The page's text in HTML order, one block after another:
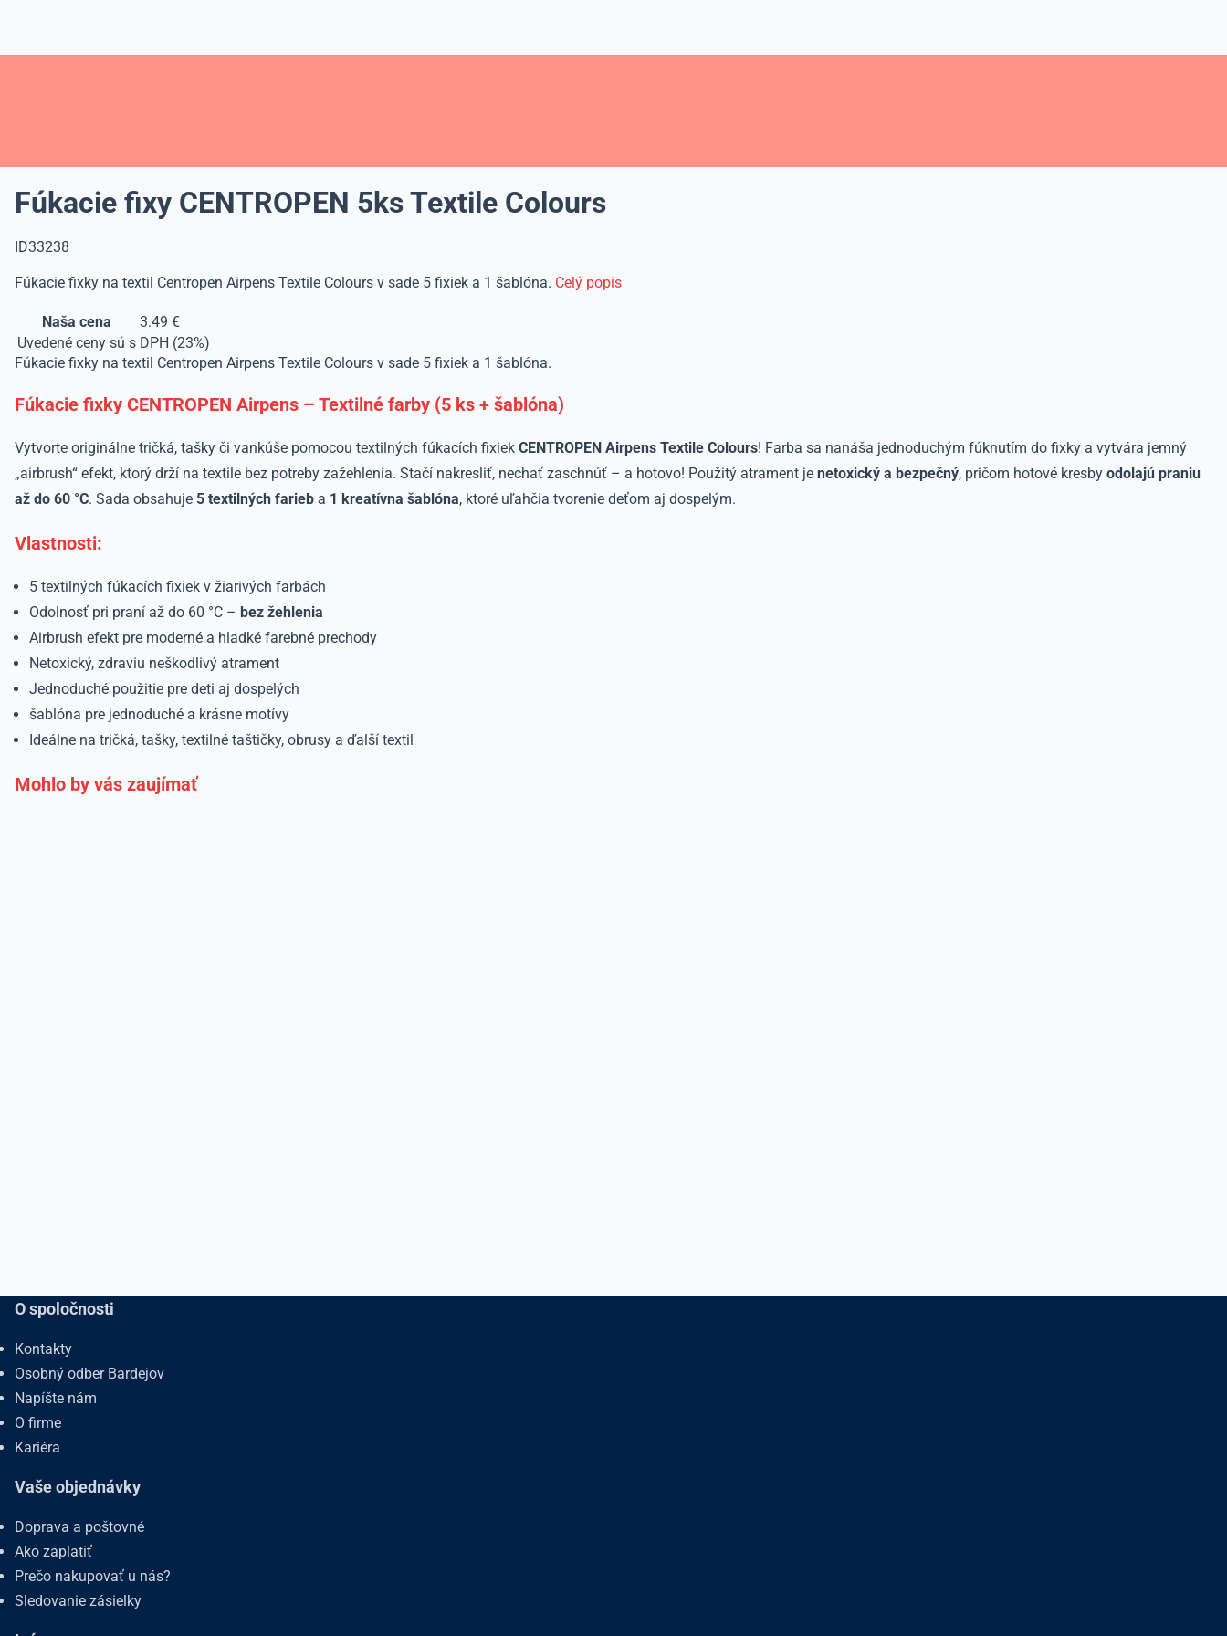
Fúkacie fixy CENTROPEN 5ks Textile Colours
ID33238
Fúkacie fixky na textil Centropen Airpens Textile Colours v sade 5 fixiek a 1 šablóna. Celý popis
Naša cena
3.49 €
Uvedené ceny sú s DPH (23%)
Fúkacie fixky na textil Centropen Airpens Textile Colours v sade 5 fixiek a 1 šablóna.
Fúkacie fixky CENTROPEN Airpens – Textilné farby (5 ks + šablóna)
Vytvorte originálne tričká, tašky či vankúše pomocou textilných fúkacích fixiek CENTROPEN Airpens Textile Colours! Farba sa nanáša jednoduchým fúknutím do fixky a vytvára jemný
„airbrush“ efekt, ktorý drží na textile bez potreby zažehlenia. Stačí nakresliť, nechať zaschnúť – a hotovo! Použitý atrament je netoxický a bezpečný, pričom hotové kresby odolajú praniu
až do 60 °C. Sada obsahuje 5 textilných farieb a 1 kreatívna šablóna, ktoré uľahčia tvorenie deťom aj dospelým.
Vlastnosti:
5 textilných fúkacích fixiek v žiarivých farbách
Odolnosť pri praní až do 60 °C – bez žehlenia
Airbrush efekt pre moderné a hladké farebné prechody
Netoxický, zdraviu neškodlivý atrament
Jednoduché použitie pre deti aj dospelých
šablóna pre jednoduché a krásne motívy
Ideálne na tričká, tašky, textilné taštičky, obrusy a ďalší textil
Mohlo by vás zaujímať
O spoločnosti
Kontakty
Osobný odber Bardejov
Napíšte nám
O firme
Kariéra
Vaše objednávky
Doprava a poštovné
Ako zaplatiť
Prečo nakupovať u nás?
Sledovanie zásielky